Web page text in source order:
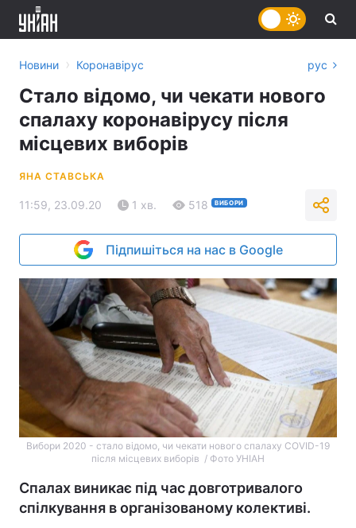
Новини › Коронавірус рус
Стало відомо, чи чекати нового
спалаху коронавірусу після
місцевих виборів
ЯНА СТАВСЬКА
11:59, 23.09.20 1 хв. 518 ВИБОРИ
Підпишіться на нас в Google
Вибори 2020 - стало відомо, чи чекати нового спалаху COVID-19
після місцевих виборів / Фото УНІАН
Спалах виникає під час довготривалого
спілкування в організованому колективі.